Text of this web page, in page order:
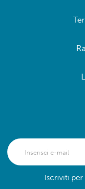
Iscriviti